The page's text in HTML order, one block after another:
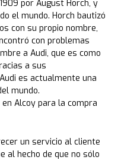
por August Horch, y
el mundo. Horch bautizó
con su propio nombre,
con problemas
a Audi, que es como
a sus
es actualmente una
mundo.
Alcoy para la compra
un servicio al cliente
al hecho de que no sólo